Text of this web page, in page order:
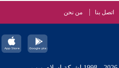
اتصل بنا من نحن